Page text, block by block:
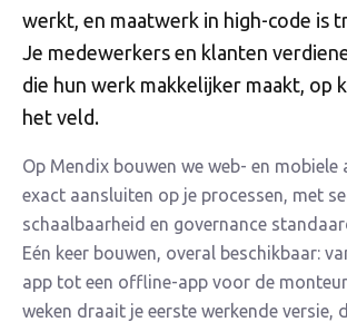
werkt, en maatwerk in high-code is
Je medewerkers en klanten
die hun werk makkelijker maakt, op
het veld.
Op Mendix bouwen we web- en mobiele
exact aansluiten op je processen, met
schaalbaarheid en governance
Eén keer bouwen, overal beschikbaar:
app tot een offline-app voor de
weken draait je eerste werkende versie,